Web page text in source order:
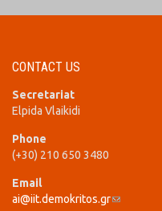
CONTACT US
Secretariat
Elpida Vlaikidi
Phone
(+30) 210 650 3480
Email
ai@iit.demokritos.gr(link